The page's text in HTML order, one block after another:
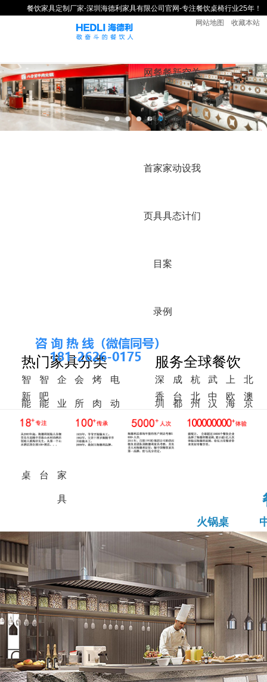
餐饮家具定制厂家-深圳海德利家具有限公司官网-专注餐饮桌椅行业25年！
收藏本站
网站地图
网
站
首
页
餐
饮
家
具
目
录
餐
饮
家
具
案
例
新
闻
动
态
空
间
设
计
关
于
我
们
热门家具分类
智
能
火
桌
智
能
调
台
企
业
家
具
会
所
家
烤
肉
桌
电
动
新
中
式
吧
椅
服务全球餐饮
深
圳
成
都
杭
州
武
汉
上
海
北
京
香
港
台 北
美
中
东
欧
洲
澳
洲
火锅桌